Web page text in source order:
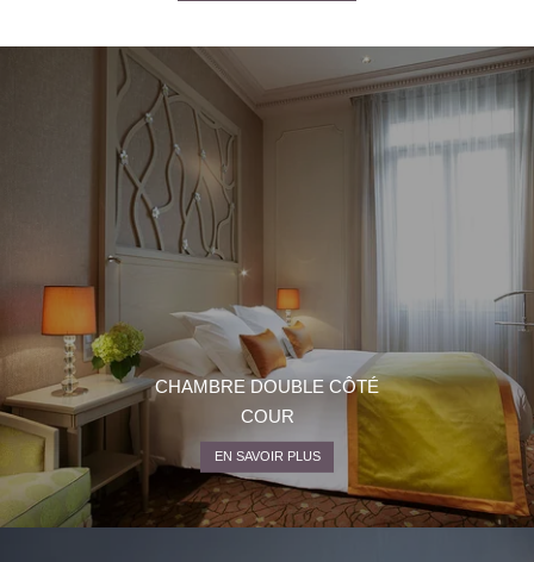
CHAMBRE DOUBLE CÔTÉ
COUR
EN SAVOIR PLUS
HÔTEL
CHAMBRES ET SUITES
PETIT-DÉJEUNER & BAR